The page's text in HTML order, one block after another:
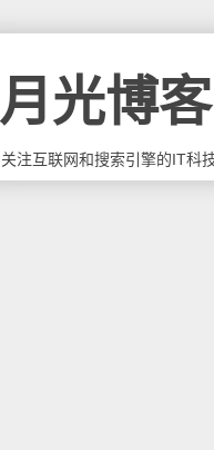
月光博客
关注互联网和搜索引擎的IT科